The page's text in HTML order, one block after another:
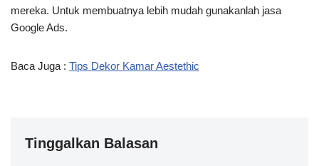
mereka. Untuk membuatnya lebih mudah gunakanlah jasa
Google Ads.
Baca Juga : Tips Dekor Kamar Aestethic
Tinggalkan Balasan